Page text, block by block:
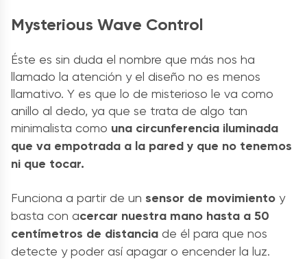
Mysterious Wave Control
Éste es sin duda el nombre que más nos ha
llamado la atención y el diseño no es menos
llamativo. Y es que lo de misterioso le va como
anillo al dedo, ya que se trata de algo tan
minimalista como una circunferencia iluminada
que va empotrada a la pared y que no tenemos
ni que tocar.
Funciona a partir de un sensor de movimiento y
basta con acercar nuestra mano hasta a 50
centímetros de distancia de él para que nos
detecte y poder así apagar o encender la luz.